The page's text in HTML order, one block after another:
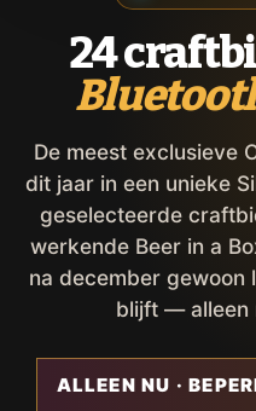
24
De meest exclusieve
dit jaar in een unieke
geselecteerde
werkende Beer in a
na december gewoon
blijft — alleen
ALLEEN NU ·